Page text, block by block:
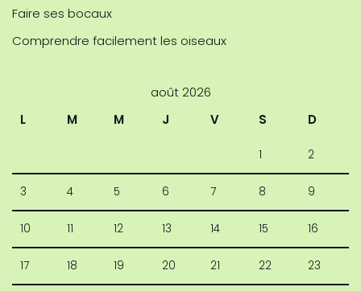
Faire ses bocaux
Comprendre facilement les oiseaux
août 2026
L
M M J V S D
1 2
3 4 5 6 7 8 9
10 11 12 13 14 15 16
17 18 19 20 21 22 23